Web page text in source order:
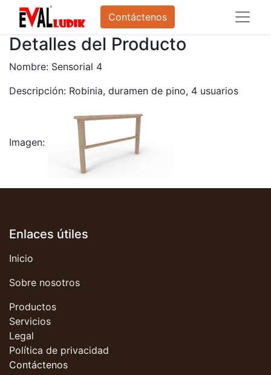
Contáctenos
Detalles del Producto
Nombre: Sensorial 4
Descripción: Robinia, duramen de pino, 4 usuarios
Imagen:
Enlaces útiles
Inicio
Sobre nosotros
Productos
Servicios
Legal
Política de privacidad
Contáctenos